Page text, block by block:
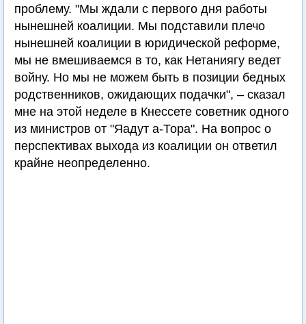
проблему. "Мы ждали с первого дня работы
нынешней коалиции. Мы подставили плечо
нынешней коалиции в юридической реформе,
мы не вмешиваемся в то, как Нетаниягу ведет
войну. Но мы не можем быть в позиции бедных
родственников, ожидающих подачки", – сказал
мне на этой неделе в Кнессете советник одного
из министров от "Яадут а-Тора". На вопрос о
перспективах выхода из коалиции он ответил
крайне неопределенно.